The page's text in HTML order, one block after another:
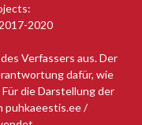
2020
Verfassers aus. Der
dafür, wie
die Darstellung der
puhkaeestis.ee /